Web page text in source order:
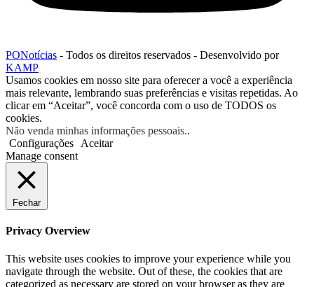
PONotícias - Todos os direitos reservados - Desenvolvido por
KAMP
Usamos cookies em nosso site para oferecer a você a experiência
mais relevante, lembrando suas preferências e visitas repetidas. Ao
clicar em “Aceitar”, você concorda com o uso de TODOS os
cookies.
Não venda minhas informações pessoais..
Configurações
Aceitar
Manage consent
Fechar
Privacy Overview
This website uses cookies to improve your experience while you
navigate through the website. Out of these, the cookies that are
categorized as necessary are stored on your browser as they are